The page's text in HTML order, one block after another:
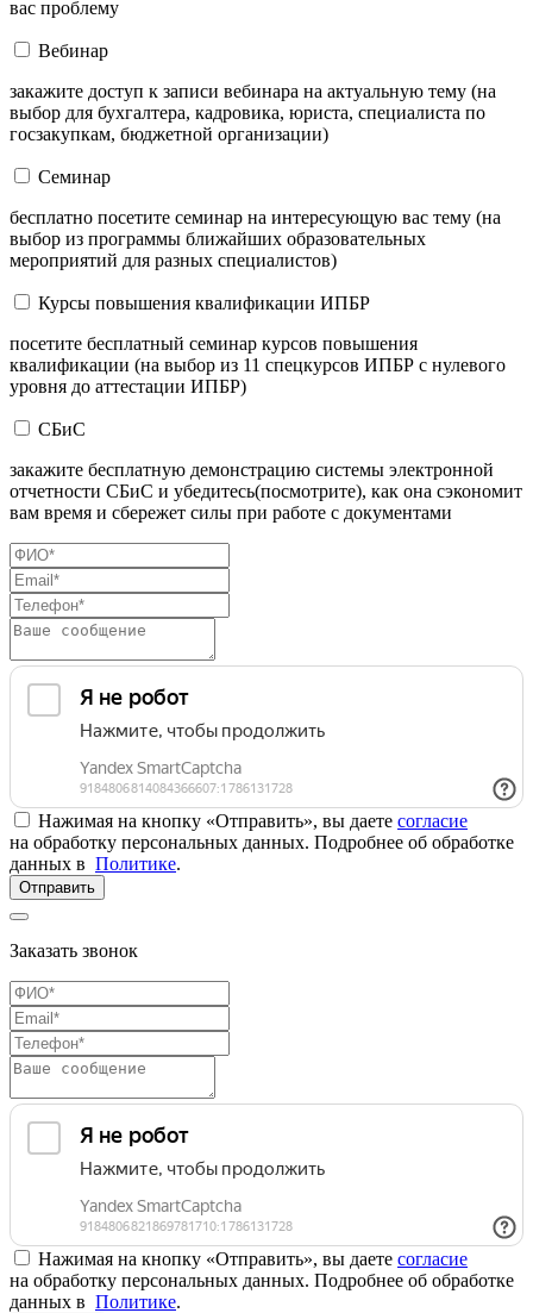
вас проблему
Вебинар
закажите доступ к записи вебинара на актуальную тему (на
выбор для бухгалтера, кадровика, юриста, специалиста по
госзакупкам, бюджетной организации)
Семинар
бесплатно посетите семинар на интересующую вас тему (на
выбор из программы ближайших образовательных
мероприятий для разных специалистов)
Курсы повышения квалификации ИПБР
посетите бесплатный семинар курсов повышения
квалификации (на выбор из 11 спецкурсов ИПБР с нулевого
уровня до аттестации ИПБР)
СБиС
закажите бесплатную демонстрацию системы электронной
отчетности СБиС и убедитесь(посмотрите), как она сэкономит
вам время и сбережет силы при работе с документами
Нажимая на кнопку «Отправить», вы даете согласие
на обработку персональных данных. Подробнее об обработке
данных в Политике.
Отправить
Заказать звонок
Нажимая на кнопку «Отправить», вы даете согласие
на обработку персональных данных. Подробнее об обработке
данных в Политике.